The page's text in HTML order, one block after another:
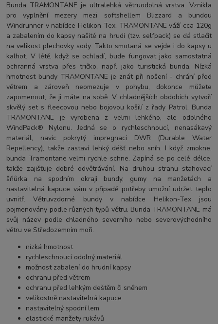
Bunda TRAMONTANE je ultralehká větruodolná vrstva. Vznikla
pro vyplnění mezery mezi softshellem Blizzard a bundou
Windrunner v nabídce Helikon-Tex. TRAMONTANE váží cca 120g
a zabalením do kapsy našité na hrudi (tzv. selfpack) se dá stlačit
na velikost plechovky sody. Takto smotaná se vejde i do kapsy u
kalhot. V létě, když se ochladí, bude fungovat jako samostatná
ochranná vrstva přes tričko, např. jako turistická bunda. Nízká
hmotnost bundy TRAMONTANE je znát při nošení - chrání před
větrem a zároveň neomezuje v pohybu, dokonce můžete
zapomenout, že ji máte na sobě. V chladnějších obdobích vytvoří
skvělý set s fleecovou nebo bojovou košilí z řady Patrol. Bunda
TRAMONTANE je vyrobena z velmi lehkého, ale odolného
WindPack® Nylonu. Jedná se o rychleschnoucí, nenasákavý
materiál, navíc pokrytý impregnací DWR (Durable Water
Repellency), takže zastaví lehký déšť nebo sníh. I když zmokne,
bunda Tramontane velmi rychle schne. Zapíná se po celé délce,
takže zajišťuje dobré odvětrávání. Na druhou stranu stahovací
šňůrka na spodním okraji bundy, gumy na manžetách a
nastavitelná kapuce vám v případě potřeby umožní udržet teplo
uvnitř. Větruvzdorné bundy v nabídce Helikon-Tex jsou
pojmenovány podle různých typů větru. Bunda TRAMONTANE má
svůj název podle chladného severního nebo severovýchodního
větru ve Středozemním moři.
nízká hmotnost
rychleschnoucí odolný materiál
možnost zabalení do hrudní kapsy
ochranu před větrem
ochranu před lehkým deštěm či sněhem
velikostně nastavitelná kapuce
nastavitelný spodní lem
elastické manžety rukávů